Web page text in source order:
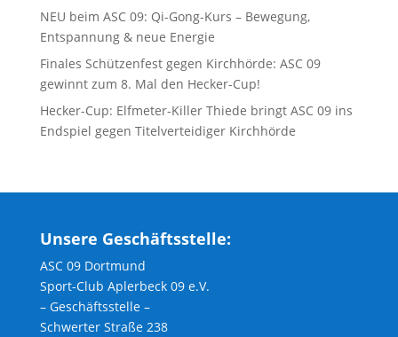
NEU beim ASC 09: Qi-Gong-Kurs – Bewegung,
Entspannung & neue Energie
Finales Schützenfest gegen Kirchhörde: ASC 09
gewinnt zum 8. Mal den Hecker-Cup!
Hecker-Cup: Elfmeter-Killer Thiede bringt ASC 09 ins
Endspiel gegen Titelverteidiger Kirchhörde
Unsere Geschäftsstelle:
ASC 09 Dortmund
Sport-Club Aplerbeck 09 e.V.
– Geschäftsstelle –
Schwerter Straße 238